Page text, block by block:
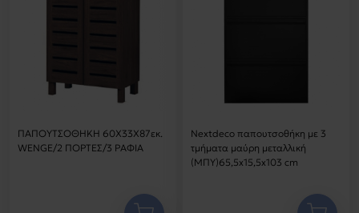
ΠΑΠΟΥΤΣΟΘΗΚΗ 60Χ33Χ87εκ.
WENGE/2 ΠΟΡΤΕΣ/3 ΡΑΦΙΑ
Nextdeco παπουτσοθήκη με 3
τμήματα μαύρη μεταλλική
(ΜΠΥ)65,5x15,5x103 cm